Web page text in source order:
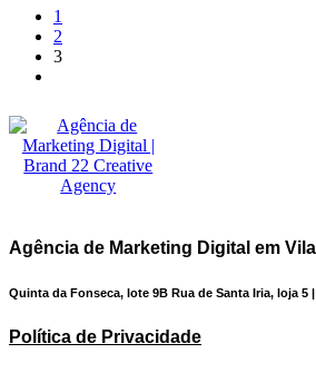
1
2
3
Agência de Marketing Digital em Vila
Quinta da Fonseca, lote 9B Rua de Santa Iria, loja 5 |
Política de Privacidade